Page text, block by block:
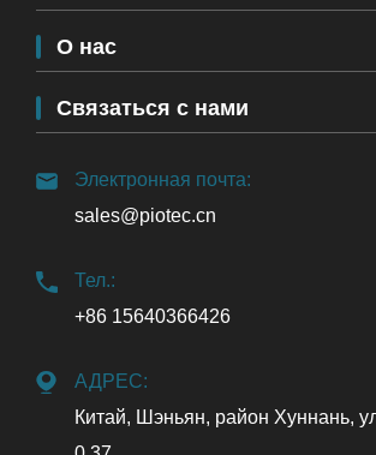
О нас
Связаться с нами
Электронная почта:
sales@piotec.cn
Тел.:
+86 15640366426
АДРЕС:
Китай, Шэньян, район Хуннань,